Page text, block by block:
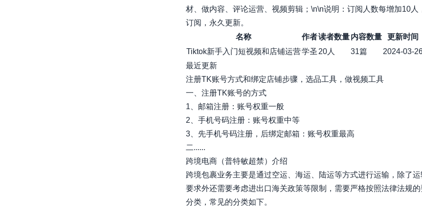
材、做内容、评论运营、视频剪辑；\n\n说明：订阅人数每增加10人
订阅，永久更新。
名称
作者读者数量 内容数量
更新时间
Tiktok新手入门短视频和店铺运营学圣 20人 31篇
2024-03-
最近更新
注册TK账号方式和绑定店铺步骤，选品工具，做视频工具
一、注册TK账号的方式
1、邮箱注册：账号权重一般
2、手机号码注册：账号权重中等
3、先手机号码注册，后绑定邮箱：账号权重最高
二......
跨境电商（普特敏超禁）介绍
跨境包裹业务主要是通过空运、海运、陆运等方式进行运输，除了
要求外还需要考虑进出口海关政策等限制，需要严格按照法律法规
分类，常见的分类如下。​